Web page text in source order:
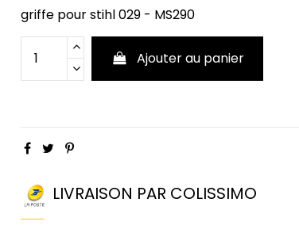
griffe pour stihl 029 - MS290
Ajouter au panier
LIVRAISON PAR COLISSIMO